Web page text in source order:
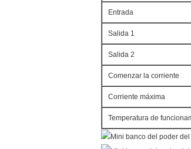
Entrada
Salida 1
Salida 2
Comenzar la corriente
Corriente máxima
Temperatura de